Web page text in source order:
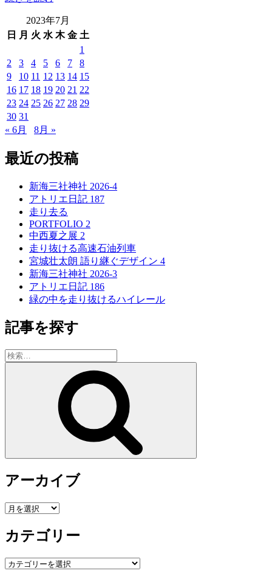
神
4”
の
2023年7月
日
月 火 水 木 金 土
1
2
3 4 5 6 7
8
9
10 11 12 13 14 15
16 17 18 19 20 21 22
23 24 25 26 27 28 29
30 31
« 6月
8月 »
最近の投稿
新海三社神社 2026-4
アトリエ日記 187
走り去る
PORTFOLIO 2
中西夏之展 2
走り抜ける高速石油列車
宮城壮太朗 語り継ぐデザイン 4
新海三社神社 2026-3
アトリエ日記 186
緑の中を走り抜けるハイレール
記事を探す
検
索:
アーカイブ
ア
カ
イ
ブ
カテゴリー
カ